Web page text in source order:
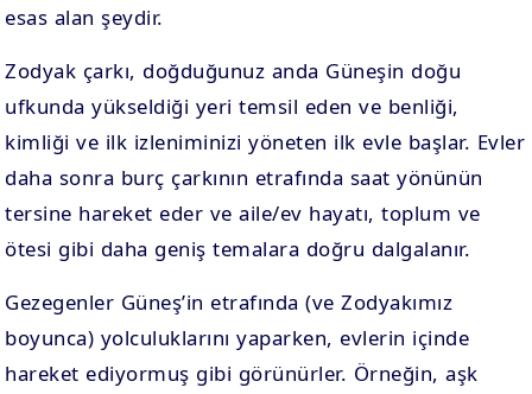
esas alan şeydir.
Zodyak çarkı, doğduğunuz anda Güneşin doğu
ufkunda yükseldiği yeri temsil eden ve benliği,
kimliği ve ilk izleniminizi yöneten ilk evle başlar. Evler
daha sonra burç çarkının etrafında saat yönünün
tersine hareket eder ve aile/ev hayatı, toplum ve
ötesi gibi daha geniş temalara doğru dalgalanır.
Gezegenler Güneş’in etrafında (ve Zodyakımız
boyunca) yolculuklarını yaparken, evlerin içinde
hareket ediyormuş gibi görünürler. Örneğin, aşk